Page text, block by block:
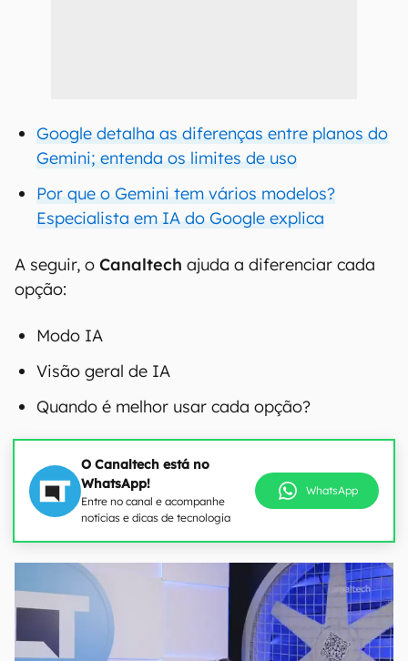
Google detalha as diferenças entre planos do
Gemini; entenda os limites de uso
Por que o Gemini tem vários modelos?
Especialista em IA do Google explica
A seguir, o Canaltech ajuda a diferenciar cada
opção:
Modo IA
Visão geral de IA
Quando é melhor usar cada opção?
O Canaltech está no
WhatsApp!
Entre no canal e acompanhe
notícias e dicas de tecnologia
WhatsApp